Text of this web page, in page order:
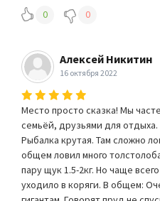
0 0
Алексей Никитин
16 октября 2022
Место просто сказка! Мы
семьёй, друзьями для
Рыбалка крутая. Там сложно
общем ловил много
пару щук 1.5-2кг. Но чаще
уходило в коряги. В общем: